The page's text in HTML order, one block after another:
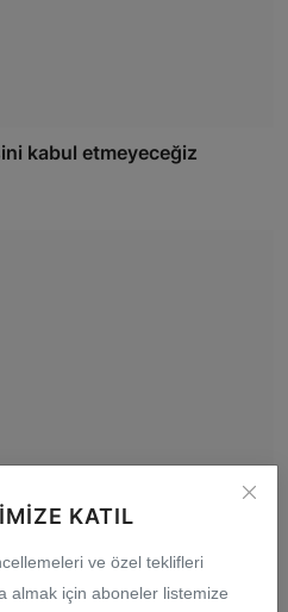
KATIL
ve özel teklifleri
almak için aboneler listemize
kabul etmeyeceğiz
adayı Sibel Tan Çetinkaya